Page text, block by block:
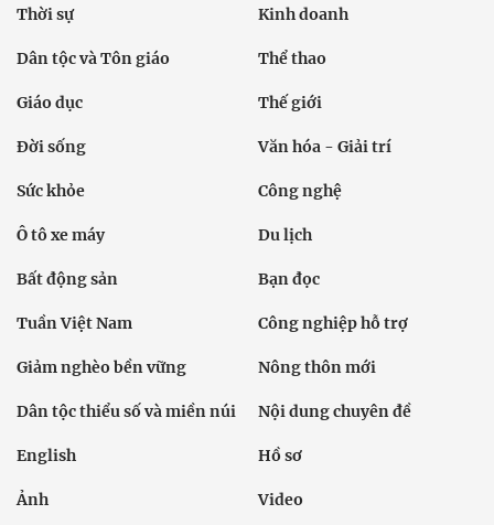
Thời sự Kinh doanh
Dân tộc và Tôn giáo Thể thao
Giáo dục Thế giới
Đời sống Văn hóa - Giải trí
Sức khỏe Công nghệ
Ô tô xe máy Du lịch
Bất động sản Bạn đọc
Tuần Việt Nam Công nghiệp hỗ trợ
Giảm nghèo bền vững Nông thôn mới
Dân tộc thiểu số và miền núi Nội dung chuyên đề
English Hồ sơ
Ảnh Video